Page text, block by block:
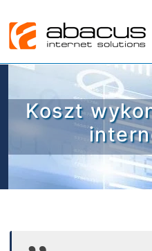
Koszt